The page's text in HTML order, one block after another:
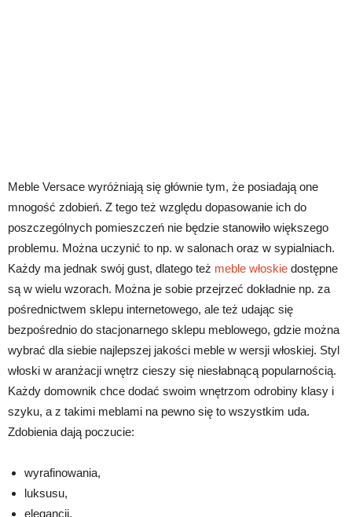
Meble Versace wyróżniają się głównie tym, że posiadają one
mnogość zdobień. Z tego też względu dopasowanie ich do
poszczególnych pomieszczeń nie będzie stanowiło większego
problemu. Można uczynić to np. w salonach oraz w sypialniach.
Każdy ma jednak swój gust, dlatego też meble włoskie dostępne
są w wielu wzorach. Można je sobie przejrzeć dokładnie np. za
pośrednictwem sklepu internetowego, ale też udając się
bezpośrednio do stacjonarnego sklepu meblowego, gdzie można
wybrać dla siebie najlepszej jakości meble w wersji włoskiej. Styl
włoski w aranżacji wnętrz cieszy się niesłabnącą popularnością.
Każdy domownik chce dodać swoim wnętrzom odrobiny klasy i
szyku, a z takimi meblami na pewno się to wszystkim uda.
Zdobienia dają poczucie:
wyrafinowania,
luksusu,
elegancji.